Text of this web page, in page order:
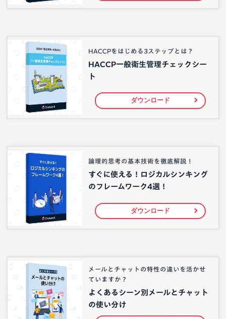
HACCPをはじめる3ステップとは？
HACCP一般衛生管理チェックシー
ト
ダウンロード
論理的思考の基本技術を徹底解説！
すぐに使える！ロジカルシンキング
のフレームワーク4選！
ダウンロード
メールとチャットの特性の違いを活かせ
ていますか？
よくあるシーン別メールとチャット
の使い分け